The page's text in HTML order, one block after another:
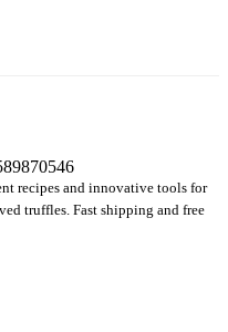
recipes and innovative tools for
truffles. Fast shipping and free